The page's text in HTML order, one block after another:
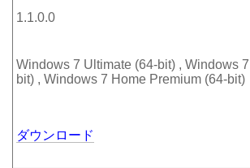
1.1.0.0
Windows 7 Ultimate (64-bit) , Windows
bit) , Windows 7 Home Premium (64-bit)
ダウンロード